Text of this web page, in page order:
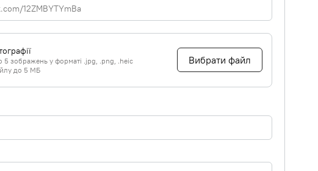
5 зображень у форматі .jpg, .png, .heic
до 5 МБ
Вибрати файл